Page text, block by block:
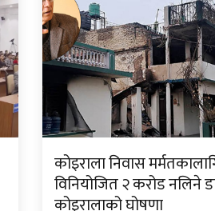
कोइराला निवास
विनियोजित २ करोड नलिने
कोइरालाको घोषणा